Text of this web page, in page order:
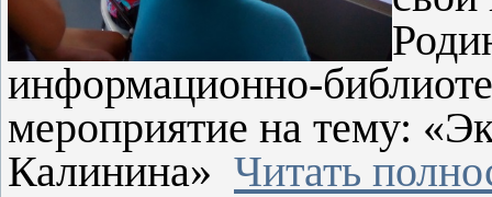
информационно-
мероприятие на тему:
Калинина» Читать